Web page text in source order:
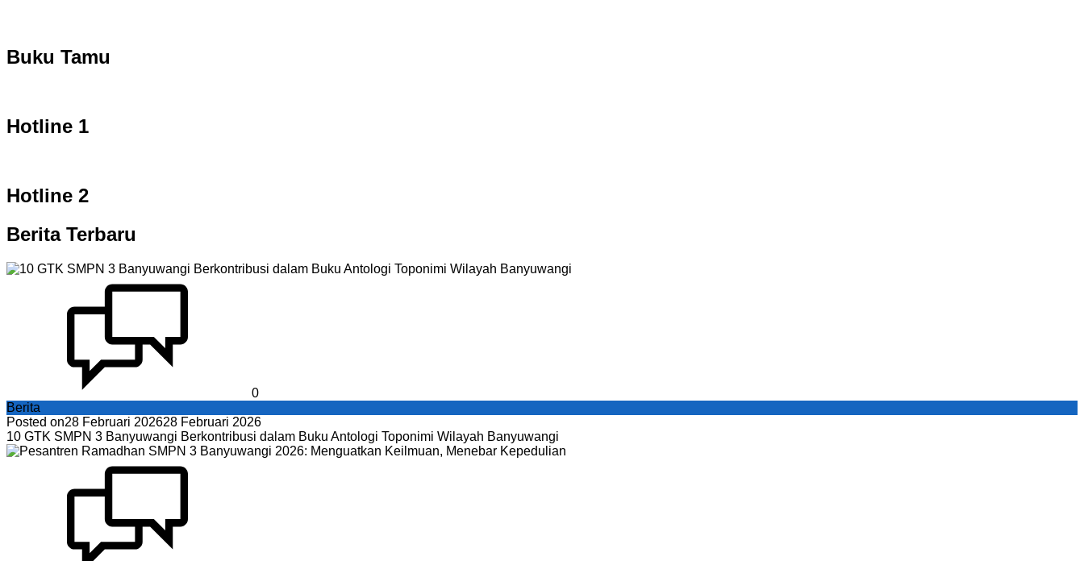
Buku Tamu
Hotline 1
Hotline 2
Berita Terbaru
0
Berita
Posted on28 Februari 202628 Februari 2026
10 GTK SMPN 3 Banyuwangi Berkontribusi dalam Buku Antologi Toponimi Wilayah Banyuwangi